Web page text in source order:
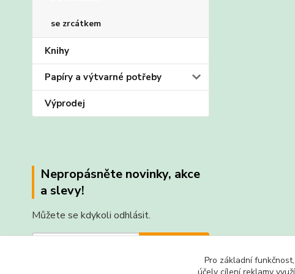
se zrcátkem
Knihy
Papíry a výtvarné potřeby
Výprodej
Nepropásněte novinky, akce
a slevy!
Můžete se kdykoli odhlásit.
za účelem
Pro základní